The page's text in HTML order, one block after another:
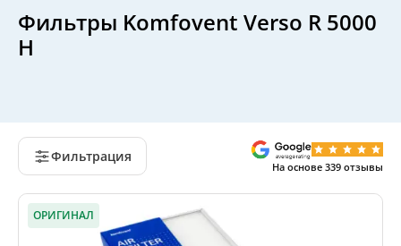
Фильтры Komfovent Verso R 5000
H
Фильтрация
На основе 339 отзывы
ОРИГИНАЛ